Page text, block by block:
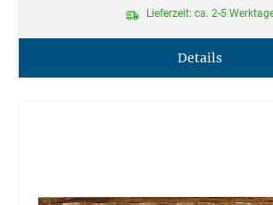
Lieferzeit: ca. 2-5
Details